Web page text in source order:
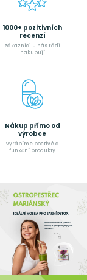
1000+ pozitivních
recenzí
zákazníci u nás rádi
nakupují
Nákup přímo od
výrobce
vyrábíme poctívé a
funkční produkty